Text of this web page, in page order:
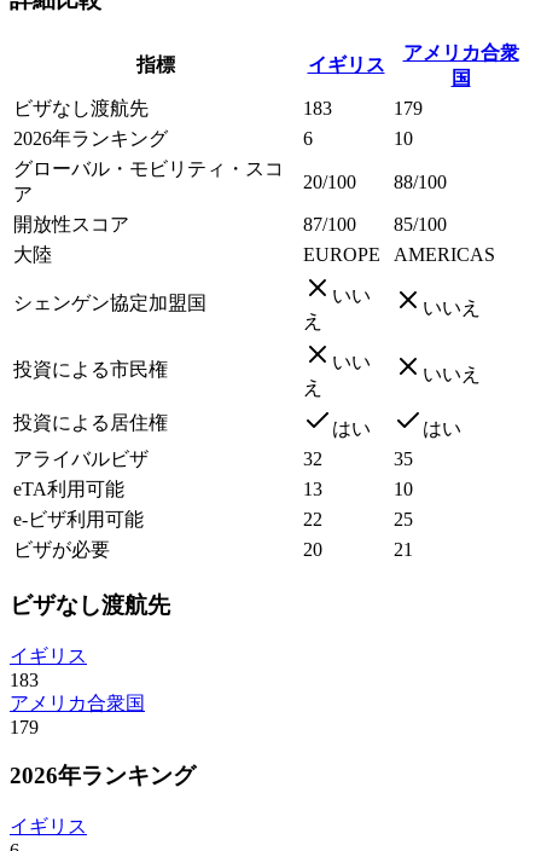
指標 イギリス
アメリカ合衆
国
ビザなし渡航先
183
179
2026年ランキング
6
10
グローバル・モビリティ・スコ
ア
20/100 88/100
開放性スコア 87/100
85/100
大陸
EUROPE AMERICAS
シェンゲン協定加盟国
いい
え
いいえ
投資による市民権
いい
え
いいえ
投資による居住権 はい
はい
アライバルビザ
32
35
eTA利用可能
13
10
e-ビザ利用可能
22
25
ビザが必要
20 21
ビザなし渡航先
イギリス
183
アメリカ合衆国
179
2026年ランキング
イギリス